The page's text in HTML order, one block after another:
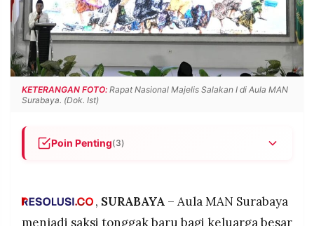
POLICY WARGA
INFORMASI
IKLAN
KIRIM
TULISAN
PENGADUAN TERM
SERVICE
IKUTI
KAMI
KETERANGAN FOTO: Rapat Nasional Majelis Salakan I di Aula MAN
Surabaya. (Dok. Ist)
Poin Penting(3)
500 alumni, santri, dan simpatisan PP Annuqayah
, SURABAYA– Aula MAN Surabaya
menjadi saksi tonggak baru bagi keluarga besar